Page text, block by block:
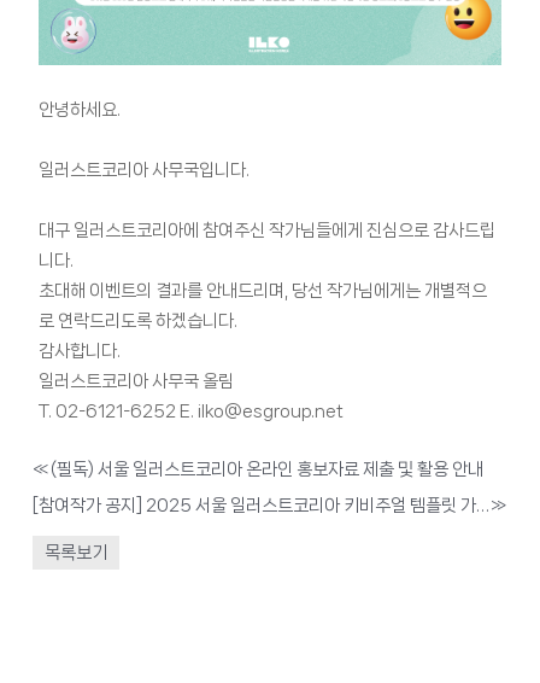
안녕하세요.
일러스트코리아 사무국입니다.
대구 일러스트코리아에 참여주신 작가님들에게 진심으로 감사드립
니다.
초대해 이벤트의 결과를 안내드리며, 당선 작가님에게는 개별적으
로 연락드리도록 하겠습니다.
감사합니다.
일러스트코리아 사무국 올림
T. 02-6121-6252 E. ilko@esgroup.net
«(필독) 서울 일러스트코리아 온라인 홍보자료 제출 및 활용 안내
[참여작가 공지] 2025 서울 일러스트코리아 키비주얼 템플릿 가이드»
목록보기